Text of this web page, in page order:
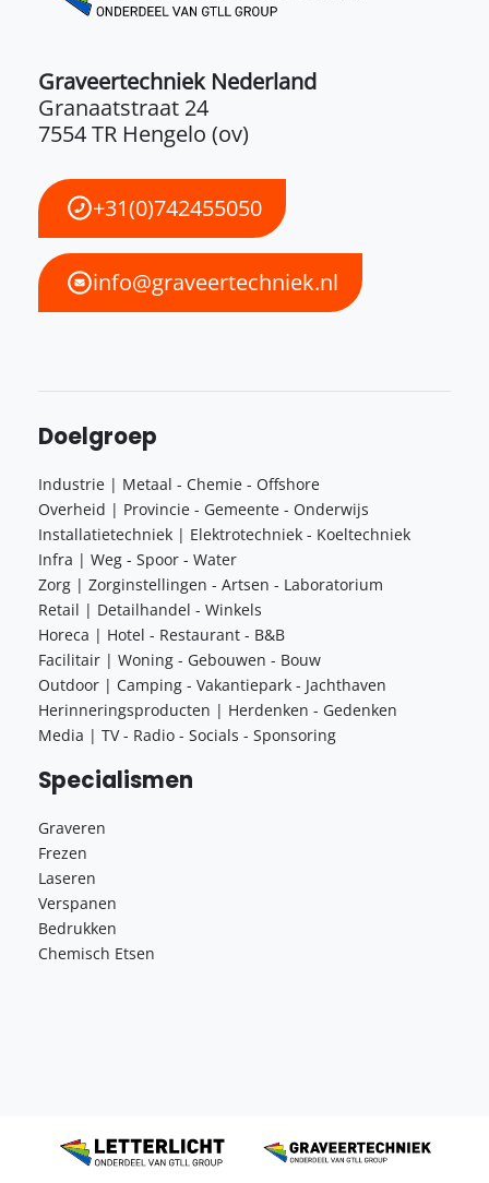
Graveertechniek Nederland
Granaatstraat 24
7554 TR Hengelo (ov)
+31(0)742455050
info@graveertechniek.nl
Doelgroep
Industrie | Metaal - Chemie - Offshore
Overheid | Provincie - Gemeente - Onderwijs
Installatietechniek | Elektrotechniek - Koeltechniek
Infra | Weg - Spoor - Water
Zorg | Zorginstellingen - Artsen - Laboratorium
Retail | Detailhandel - Winkels
Horeca | Hotel - Restaurant - B&B
Facilitair | Woning - Gebouwen - Bouw
Outdoor | Camping - Vakantiepark - Jachthaven
Herinneringsproducten | Herdenken - Gedenken
Media | TV - Radio - Socials - Sponsoring
Specialismen
Graveren
Frezen
Laseren
Verspanen
Bedrukken
Chemisch Etsen